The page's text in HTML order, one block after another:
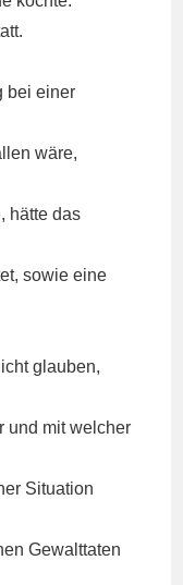
bei einer
wäre,
hätte das
sowie eine
glauben,
und mit welcher
Situation
Gewalttaten